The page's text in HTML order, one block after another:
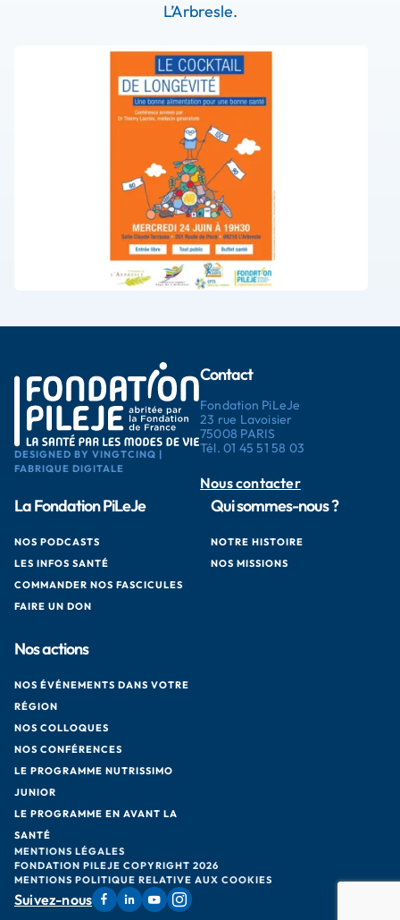
L’Arbresle.
DESIGNED BY VINGTCINQ |
FABRIQUE DIGITALE
Contact
Fondation PiLeJe
23 rue Lavoisier
75008 PARIS
Tél.01 45 51 58 03
Nous contacter
La Fondation PiLeJe
NOS PODCASTS
LES INFOS SANTÉ
COMMANDER NOS FASCICULES
FAIRE UN DON
Qui sommes-nous ?
NOTRE HISTOIRE
NOS MISSIONS
Nos actions
NOS ÉVÉNEMENTS DANS VOTRE
RÉGION
NOS COLLOQUES
NOS CONFÉRENCES
LE PROGRAMME NUTRISSIMO
JUNIOR
LE PROGRAMME EN AVANT LA
SANTÉ
MENTIONS LÉGALES
FONDATION PILEJE COPYRIGHT 2026
MENTIONS POLITIQUE RELATIVE AUX COOKIES
Suivez-nous